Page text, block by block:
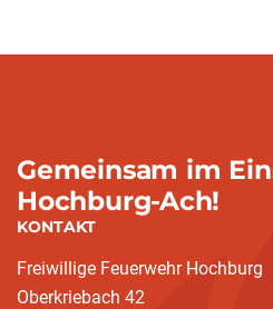
Gemeinsam im
Hochburg-Ach!
KONTAKT
Freiwillige Feuerwehr Hochburg
Oberkriebach 42